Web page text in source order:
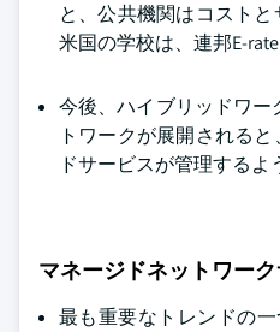
と、公共機関はコスト
米国の学校は、連邦E-
今後、ハイブリッドワー
トワークが展開される
ドサービスが管理するよ
マネージドネットワー
最も重要なトレンドの